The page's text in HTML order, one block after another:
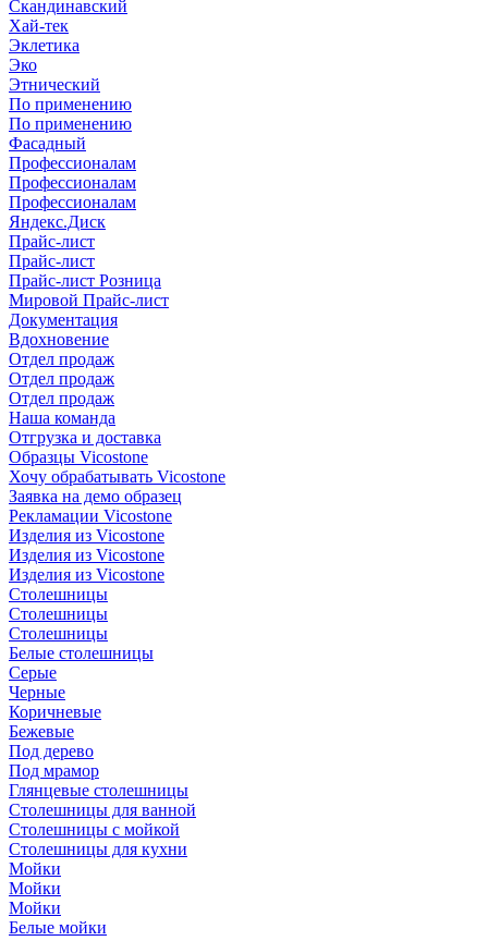
Скандинавский
Хай-тек
Эклетика
Эко
Этнический
По применению
По применению
Фасадный
Профессионалам
Профессионалам
Профессионалам
Яндекс.Диск
Прайс-лист
Прайс-лист
Прайс-лист Розница
Мировой Прайс-лист
Документация
Вдохновение
Отдел продаж
Отдел продаж
Отдел продаж
Наша команда
Отгрузка и доставка
Образцы Vicostone
Хочу обрабатывать Vicostone
Заявка на демо образец
Рекламации Vicostone
Изделия из Vicostone
Изделия из Vicostone
Изделия из Vicostone
Столешницы
Столешницы
Столешницы
Белые столешницы
Серые
Черные
Коричневые
Бежевые
Под дерево
Под мрамор
Глянцевые столешницы
Столешницы для ванной
Столешницы с мойкой
Столешницы для кухни
Мойки
Мойки
Мойки
Белые мойки